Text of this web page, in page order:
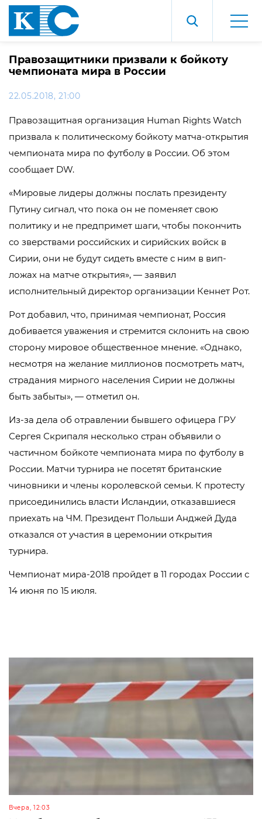
Правозащитники призвали к бойкоту
чемпионата мира в России
22.05.2018, 21:00
Правозащитная организация Human Rights Watch
призвала к политическому бойкоту матча-открытия
чемпионата мира по футболу в России. Об этом
сообщает DW.
«Мировые лидеры должны послать президенту
Путину сигнал, что пока он не поменяет свою
политику и не предпримет шаги, чтобы покончить
со зверствами российских и сирийских войск в
Сирии, они не будут сидеть вместе с ним в вип-
ложах на матче открытия», — заявил
исполнительный директор организации Кеннет Рот.
Рот добавил, что, принимая чемпионат, Россия
добивается уважения и стремится склонить на свою
сторону мировое общественное мнение. «Однако,
несмотря на желание миллионов посмотреть матч,
страдания мирного населения Сирии не должны
быть забыты», — отметил он.
Из-за дела об отравлении бывшего офицера ГРУ
Сергея Скрипаля несколько стран объявили о
частичном бойкоте чемпионата мира по футболу в
России. Матчи турнира не посетят британские
чиновники и члены королевской семьи. К протесту
присоединились власти Исландии, отказавшиеся
приехать на ЧМ. Президент Польши Анджей Дуда
отказался от участия в церемонии открытия
турнира.
Чемпионат мира-2018 пройдет в 11 городах России с
14 июня по 15 июля.
Вчера, 12:03